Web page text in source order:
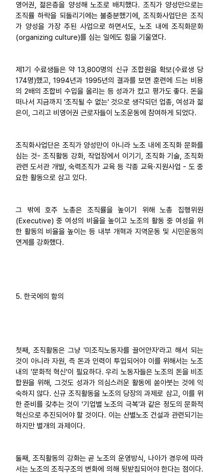
영어권, 젊은층을 양성해 노조로 배치했다. 조직가 양성만으로는
조직률 하락을 되돌리기에는 불충분했기에, 조직화사업단은 조직
가 양성을 가장 주된 사업으로 하면서도, 노조 내에 조직화문화
(organizing culture)를 심는 일에도 힘을 기울였다.
제1기 수료생들은 약 13,800명의 신규 조합원을 확보(수료생 당
174명)했고, 1994년과 1995년의 결과를 보면 훈련에 드는 비용
의 2배의 조합비 수입을 올리는 등 성과가 컸고 평가도 좋다. 돈을
떠나서 지금까지 '조직될 수 없는' 것으로 생각되던 업종, 여성과 젊
은이, 그리고 비영어권 근로자들이 노조운동에 참여하게 되었다.
조직화사업단은 조직가 양성만이 아니라 노조 내에 조직화 문화를
심는 것- 조직활동 강화, 작업장에서 이기기, 조직화 기술, 조직화
관련 도서관 개발, 숙력조직가 교육 등 각종 교육·지원사업 - 도 중
요한 활동으로 삼고 있다.
그 밖에 호주 노총은 조직률을 높이기 위해 노총 집행위원
(Executive) 중 여성의 비율을 높이고 노조의 활동 중 여성을 위
한 활동의 비율을 높이는 등 내부 개혁과 지역운동 및 시민운동의
연계를 강화했다.
5. 한국에의 함의
첫째, 조직활동은 그냥 '미조직노동자를 끌어안자'라고 해서 되는
것이 아니라 자원, 즉 돈과 인력이 투입되어야 이를 위해서는 노조
내의 '문화적 혁신'이 필요하다. 우리 노동자들은 노조의 돈을 비조
합원을 위해, 그것도 성과가 의심스러운 활동에 쏟아붓는 것에 익
숙하지 않다. 신규 조직활동을 노조의 당장의 과제로 삼고, 이를 위
한 준비를 갖추는 것이 '기업별 노조의 극복'과 같은 정도의 문화적
혁신으로 추진되어야 할 것이다. 이는 산별노조 건설과 관련되기는
하지만 별개의 과제이다.
둘째, 조직활동의 강화는 곧 노조의 운영방식, 나아가 경우에 따라
서는 노조의 조직구조의 변화에 의해 뒷받침되어야 한다는 점이다.